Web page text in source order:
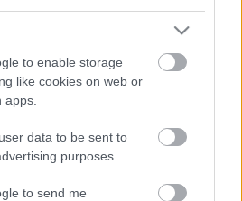
to enable storage
like cookies on web or
data to be sent to
purposes.
to send me
a hazai víziközművekről?
fél évszázados vezetéken
Bicske vízellátása